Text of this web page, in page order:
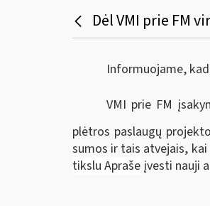
Dėl VMI prie FM
Informuojame, kad
VMI prie FM
plėtros paslaugų
sumos ir tais atvejais,
tikslu Apraše įvesti nauji